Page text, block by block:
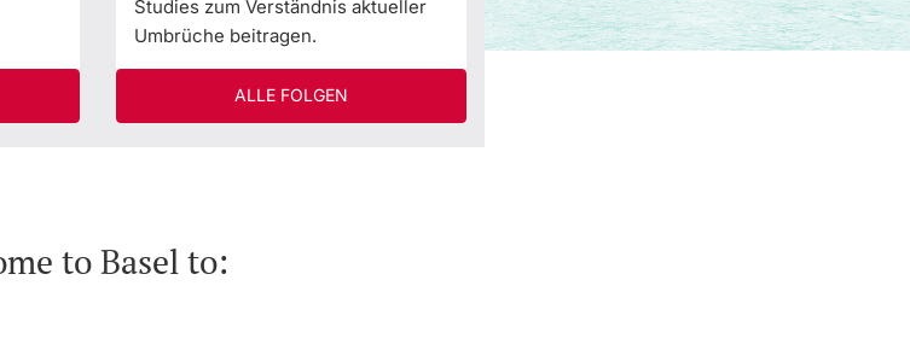
Studies zum Verständnis aktueller
Umbrüche beitragen.
ALLE FOLGEN
to Basel to: